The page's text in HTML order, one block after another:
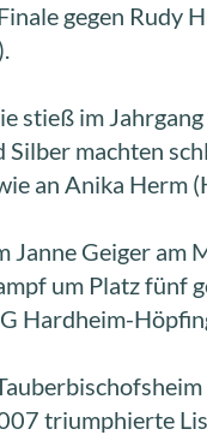
gegen Rudy
stieß im
machten
an Anika Herm
Janne Geiger
um Platz
Hardheim-
triumphierte